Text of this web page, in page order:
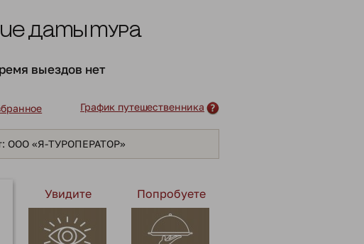
даты тура
выездов нет
График путешественника
ООО «Я-ТУРОПЕРАТОР»
Увидите Попробуете